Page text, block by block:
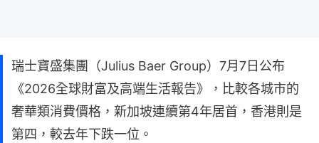
瑞士寶盛集團（Julius Baer Group）7月7日公布
《2026全球財富及高端生活報告》，比較各城市的
奢華類消費價格，新加坡連續第4年居首，香港則是
第四，較去年下跌一位。